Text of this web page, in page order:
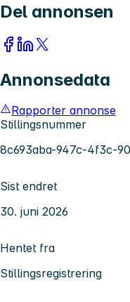
Del annonsen
Annonsedata
Rapporter annonse
Stillingsnummer
8c693aba-947c-4f3c-
Sist endret
30. juni 2026
Hentet fra
Stillingsregistrering